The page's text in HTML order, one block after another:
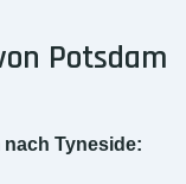
Potsdam
Tyneside: